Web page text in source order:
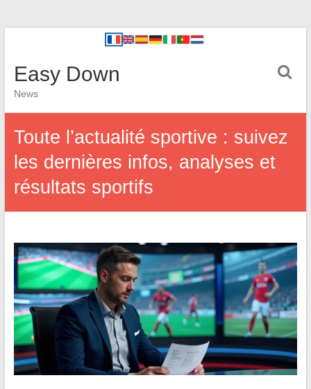
Easy Down
News
Toute l’actualité sportive : suivez
les dernières infos, analyses et
résultats sportifs